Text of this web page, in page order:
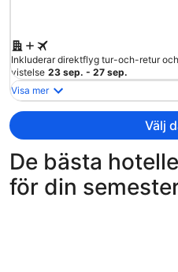
Inkluderar direktflyg tur-och-retur
vistelse 23 sep. - 27 sep.
Visa mer
Välj
De bästa
för din